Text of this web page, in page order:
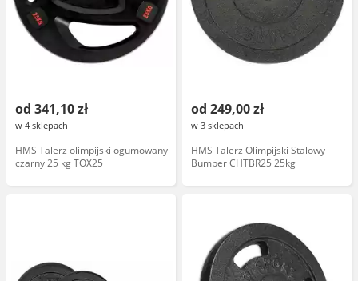
od 341,10 zł
w 4 sklepach
HMS Talerz olimpijski ogumowany
czarny 25 kg TOX25
od 249,00 zł
w 3 sklepach
HMS Talerz Olimpijski Stalowy
Bumper CHTBR25 25kg